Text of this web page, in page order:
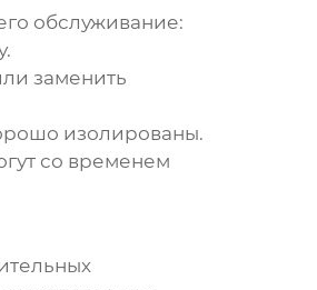
обслуживание:
заменить
изолированы.
со временем